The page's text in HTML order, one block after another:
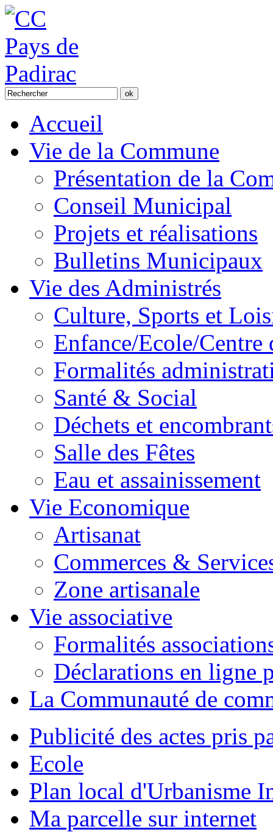
Accueil
Vie de la Commune
Présentation de la
Conseil Municipal
Projets et réalisations
Bulletins Municipaux
Vie des Administrés
Culture, Sports et
Enfance/Ecole/Centre
Formalités
Santé & Social
Déchets et
Salle des Fêtes
Eau et assainissement
Vie Economique
Artisanat
Commerces &
Zone artisanale
Vie associative
Formalités
Déclarations en ligne
La Communauté de
Publicité des actes pris
Ecole
Plan local d'Urbanisme
Ma parcelle sur internet